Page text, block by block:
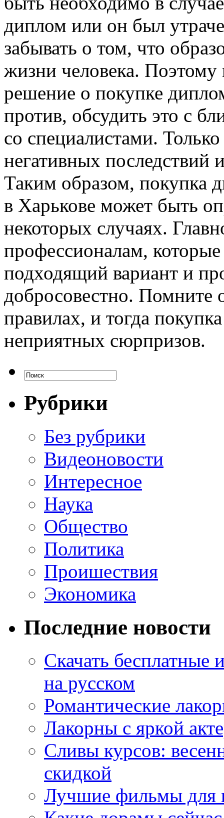
диплом или он был
забывать о том, что
жизни человека. Поэтому
решение о покупке
против, обсудить это с
со специалистами.
негативных последствий
Таким образом, покупка
в Харькове может быть
некоторых случаях.
профессионалам,
подходящий вариант и
добросовестно. Помните
правилах, и тогда
неприятных сюрпризов.
Рубрики
Без рубрики
Видеоновости
Интересное
Наука
Общество
Политика
Проишествия
Экономика
Последние новости
Скачать
на русском
Романтические
Лакорны с яркой
Сливы курсов:
скидкой
Лучшие фильмы для